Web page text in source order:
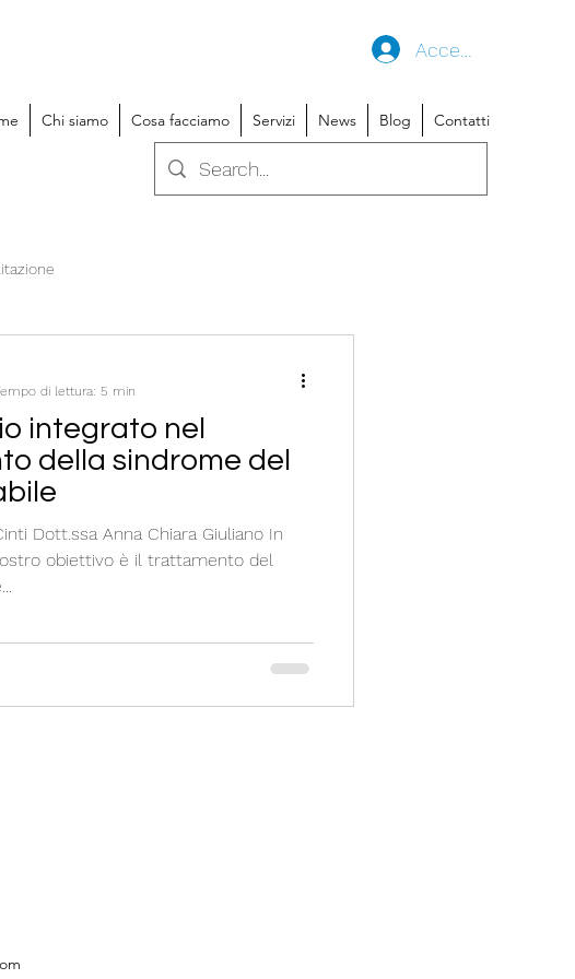
Accedi
Chi siamo Cosa facciamo Servizi News Blog Contatti
integrato nel
della sindrome del
Dott.ssa Anna Chiara Giuliano In
obiettivo è il trattamento del
di lettura: 5 min